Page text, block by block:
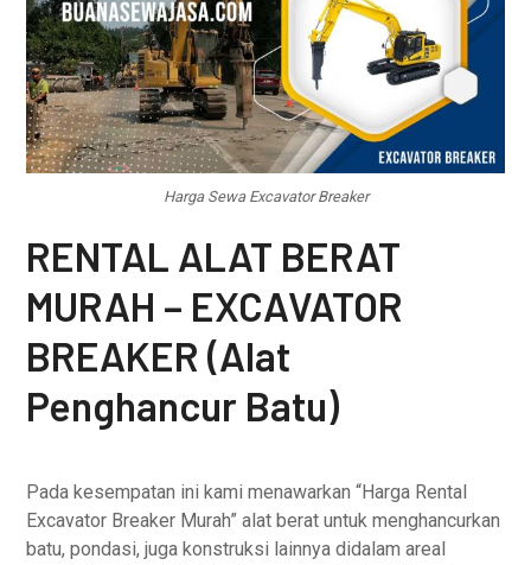
Harga Sewa Excavator Breaker
RENTAL ALAT BERAT
MURAH – EXCAVATOR
BREAKER (Alat
Penghancur Batu)
Pada kesempatan ini kami menawarkan “Harga Rental
Excavator Breaker Murah” alat berat untuk menghancurkan
batu, pondasi, juga konstruksi lainnya didalam areal